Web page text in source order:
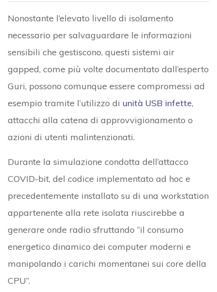
Nonostante l’elevato livello di isolamento
necessario per salvaguardare le informazioni
sensibili che gestiscono, questi sistemi air
gapped, come più volte documentato dall’esperto
Guri, possono comunque essere compromessi ad
esempio tramite l’utilizzo di unità USB infette,
attacchi alla catena di approvvigionamento o
azioni di utenti malintenzionati.
Durante la simulazione condotta dell’attacco
COVID-bit, del codice implementato ad hoc e
precedentemente installato su di una workstation
appartenente alla rete isolata riuscirebbe a
generare onde radio sfruttando “il consumo
energetico dinamico dei computer moderni e
manipolando i carichi momentanei sui core della
CPU”.